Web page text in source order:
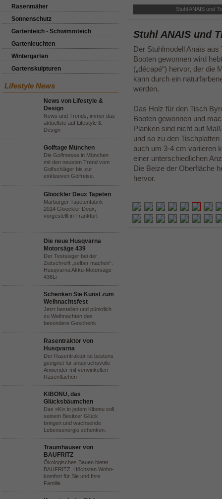
Rasenmäher
Sonnenschutz
Gartenteich - Schwimmteich
Gartenleuchten
Wintergarten
Gartenskulpturen
Lifestyle News
News von Lifestyle &
Design
News und Trends, immer das
aktuellste auf Lifestyle &
Design
Golftage München
Die Golfmesse in München
mit den neusten Trend vom
Golfschläger bis zur
exklusiven Golfreise.
Glööckler Deux Tapeten
Marburger Tapetenfabrik
2014 Glööckler Deux,
vorgestellt in Frankfurt
Die neue Husqvarna
Motorsäge 439
Der Testsieger bei der
Zeitschreift „selber machen“:
Husqvarna Akku-Motorsäge
436Li
Schenken Sie Kunst zum
Weihnachtsfest
Jetzt bestellen und pünktlich
zu Weihnachten das
besondere Geschenk
Rasentraktor von
Husqvarna
Der Rasentraktor ist bestens
geeignet für anspruchsvolle
Anwender mit verwinkelten
Rasenflächen
KIBONU, das
Glücksbäumchen
Das »Ki« in jedem Kibonu soll
seinem Besitzer Glück
bringen und wachsende
Lebensenergie schenken.
Traumhäuser von
BAUFRITZ
Ökologisches Bauen bietet
BAUFRITZ. Höchsten Wohn-
komfort für Sie und Ihre
Familie.
Stuhl ANAIS und
Stuhl ANAIS und
Der Stuhlmodell Anaïs
Booten gewonnen wird
(„décapé“) hervor, der die
kann durch ein
werden.
Das Holz für den Tisch
Booten gewonnen und
Planken sind nicht auf
und so zu den
auch um 3-4 cm variieren
einer unterschiedlichen
Die Beize der Oberfläche
hervor.